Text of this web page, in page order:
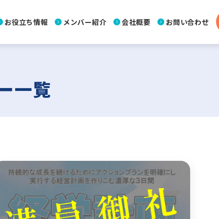
お役立ち情報 メンバー紹介 会社概要 お問い合わせ
一覧